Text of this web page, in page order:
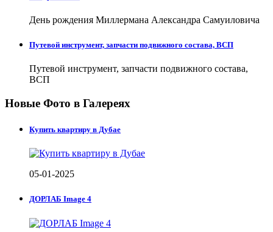
День рождения Миллермана Александра Самуиловича
Путевой инструмент, запчасти подвижного состава, ВСП
Путевой инструмент, запчасти подвижного состава,
ВСП
Новые Фото в Галереях
Купить квартиру в Дубае
05-01-2025
ДОРЛАБ Image 4